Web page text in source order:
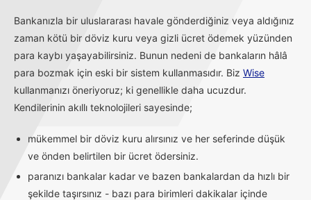
Bankanızla bir uluslararası havale gönderdiğiniz veya aldığınız
zaman kötü bir döviz kuru veya gizli ücret ödemek yüzünden
para kaybı yaşayabilirsiniz. Bunun nedeni de bankaların hâlâ
para bozmak için eski bir sistem kullanmasıdır. Biz Wise
kullanmanızı öneriyoruz; ki genellikle daha ucuzdur.
Kendilerinin akıllı teknolojileri sayesinde;
mükemmel bir döviz kuru alırsınız ve her seferinde düşük
ve önden belirtilen bir ücret ödersiniz.
paranızı bankalar kadar ve bazen bankalardan da hızlı bir
şekilde taşırsınız - bazı para birimleri dakikalar içinde